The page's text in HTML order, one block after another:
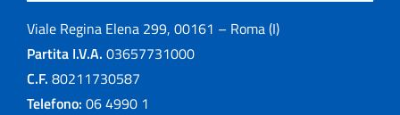
Viale Regina Elena 299, 00161 – Roma (I)
Partita I.V.A. 03657731000
C.F. 80211730587
Telefono: 06 4990 1